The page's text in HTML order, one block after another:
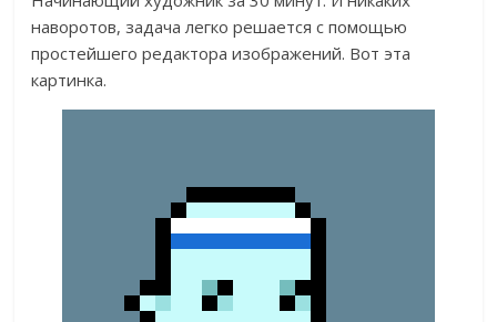
наворотов, задача легко решается с помощью
простейшего редактора изображений. Вот эта
картинка.